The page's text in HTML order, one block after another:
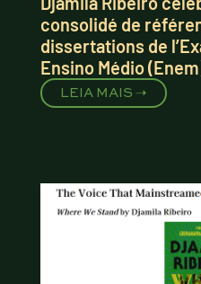
consolidé de
dissertations de
Ensino Médio
LEIA MAIS ➝